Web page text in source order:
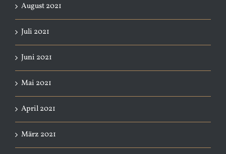
August 2021
Juli 2021
Juni 2021
Mai 2021
April 2021
März 2021